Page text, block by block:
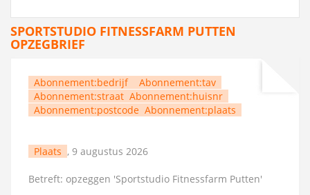
SPORTSTUDIO FITNESSFARM PUTTEN
OPZEGBRIEF
Abonnement:bedrijf
Abonnement:tav
Abonnement:straat Abonnement:huisnr
Abonnement:postcode Abonnement:plaats
Plaats , 9 augustus 2026
Betreft: opzeggen 'Sportstudio Fitnessfarm Putten'